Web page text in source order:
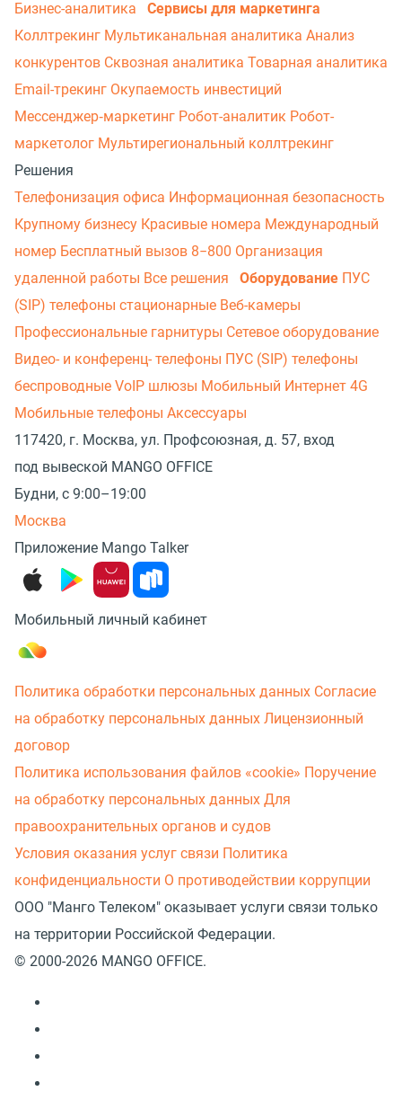
Бизнес-аналитика
Сервисы для маркетинга
Коллтрекинг Мультиканальная аналитика Анализ
конкурентов Сквозная аналитика Товарная аналитика
Email-трекинг Окупаемость инвестиций
Мессенджер‑маркетинг Робот-аналитик Робот-
маркетолог Мультирегиональный коллтрекинг
Решения
Телефонизация офиса Информационная безопасность
Крупному бизнесу Красивые номера Международный
номер Бесплатный вызов 8−800 Организация
удаленной работы Все решения Оборудование ПУС
(SIP) телефоны стационарные Веб-камеры
Профессиональные гарнитуры Сетевое оборудование
Видео- и конференц- телефоны ПУС (SIP) телефоны
беспроводные VoIP шлюзы Мобильный Интернет 4G
Мобильные телефоны Аксессуары
117420, г. Москва, ул. Профсоюзная, д. 57, вход
под вывеской MANGO OFFICE
Будни, с 9:00–19:00
Москва
Приложение Mango Talker
Мобильный личный кабинет
Политика обработки персональных данных Согласие
на обработку персональных данных Лицензионный
договор
Политика использования файлов «cookie» Поручение
на обработку персональных данных Для
правоохранительных органов и судов
Условия оказания услуг связи Политика
конфиденциальности О противодействии коррупции
ООО "Манго Телеком" оказывает услуги связи только
на территории Российской Федерации.
© 2000-2026 MANGO OFFICE.